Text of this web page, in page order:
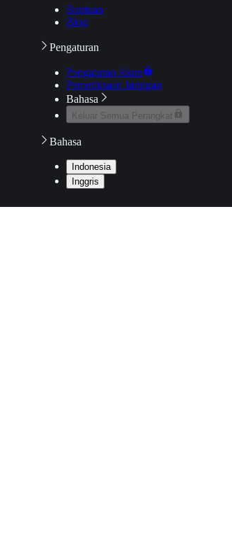
Bantuan
Blog
Pengaturan
Pengaturan Akun
Pemeriksaan Jaringan
Bahasa
Keluar Semua Perangkat
Bahasa
Indonesia
Inggris